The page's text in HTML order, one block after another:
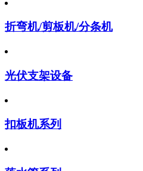
折弯机/剪板机/分条机
光伏支架设备
扣板机系列